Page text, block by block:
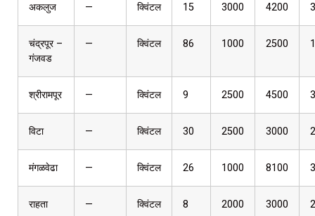
अकलुज — क्विंटल 15 3000 4200
चंद्रपूर –
गंजवड
— क्विंटल 86 1000 2500
श्रीरामपूर — क्विंटल 9 2500 4500
विटा — क्विंटल 30 2500 3000
मंगळवेढा — क्विंटल 26 1000 8100
राहता — क्विंटल 8 2000 3000